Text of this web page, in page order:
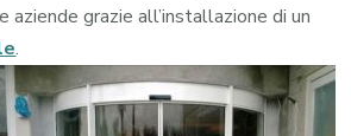
aziende grazie all’installazione di un
.